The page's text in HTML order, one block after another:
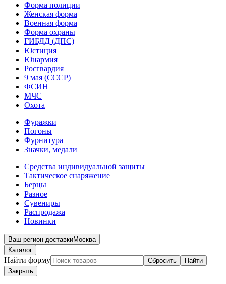
Форма полиции
Женская форма
Военная форма
Форма охраны
ГИБДД (ДПС)
Юстиция
Юнармия
Росгвардия
9 мая (СССР)
ФСИН
МЧС
Охота
Фуражки
Погоны
Фурнитура
Значки, медали
Средства индивидуальной защиты
Тактическое снаряжение
Берцы
Разное
Сувениры
Распродажа
Новинки
Ваш регион доставкиМосква
Каталог
Найти форму Сбросить
Найти
Закрыть